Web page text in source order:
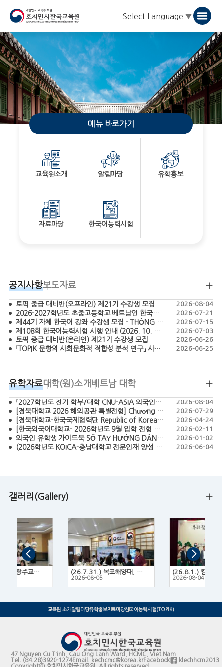
Select Language ▼
메뉴 바로가기
교육원소개 알림마당 유학홍보
자료마당 한국어능력시험
공지사항보도자료
토픽 중급 대비반(오프라인) 제21기 수강생 모집 2026-08-04
2026-2027학년도 초중고등학교 베트남인 한국어 교원 모집 공고 - TUYỂN DỤNG GIÁO VIÊN TIẾNG HÀN BẬC TIỂU HỌC, THCS, THPT NĂM HỌC 2026-2027 2026-07-21
제44기 자체 한국어 강좌 수강생 모집 - THÔNG BÁO CHIÊU SINH HỌC VIÊN LỚP TIẾNG HÀN KHÓA 44 2026-07-15
제108회 한국어능력시험 시행 안내 (2026. 10. 18.) 2026-07-03
토픽 중급 대비반(온라인) 제21기 수강생 모집 2026-06-26
「TOPIK 문항의 사회문화적 적합성 분석 연구」 사업 간접보조사업자 공모 (재공고) 2026-06-25
유학자료대학(원)소개 베트남 대학
「2027학년도 전기 학부/대학 CNU-ASIA 외국인특별전형 모집요강」 TUYỂN SINH CHƯƠNG TRÌNH CNU-ASIA DÀNH CHO SINH VIÊN QUỐC TẾ HỆ ĐẠI HỌC/ CAO HỌC NĂM 2027 2026-08-04
[경북대학교 2026 해외공관 특별전형] Chương trình tuyển sinh đặc biệt năm 2026 của Đại học Quốc gia Kyungpook (Kyungpook National University) 2026-07-29
[경북대학교-한국국제협력단 Republic of Korea Scholarship Program – Master’s in Agriculture 2026] CHƯƠNG TRÌNH HỌC BỔNG KOICA - KNU 2026 2026-04-24
[한국외국어대학교- 2026학년도 9월 입학 전형 모집요강 ]-THÔNG TIN TUYỂN SINH HỌC KỲ THÁNG 9 NĂM 2026-CHƯƠNG TRÌNH TUYỂN SINH ĐẶC BIỆT DÀNH CHO SINH VIÊN QUỐC TẾ 2026-02-11
외국인 유학생 가이드북 SỔ TAY HƯỚNG DẪN DÀNH CHO DU HỌC SINH HÀN QUỐC 2026-01-02
(2026학년도 KOICA-충남대학교 전문인재 양성 프로그램 모집요강) KOICA-CNU NEXT Fellowship 2026 2026-06-04
갤러리(Gallery)
(26.7.14.~16.) 광주교육대학교 한국문화 체험 프로그램 (26.7.31.) 목포해양대, 목포대, 목포과학대 3개 대학 연합 유학박람회
2026-08-05 2026-08-04
교육원 소개 알림마당유학홍보자료마당한국어능력시험(TOPIK)
47 Nguyen Cu Trinh, Cau Ong Lanh Ward, HCMC, Viet Nam
Tel. (84.28)3920-1274Email. kechcmc@korea.krFacebook
klechhcm2013